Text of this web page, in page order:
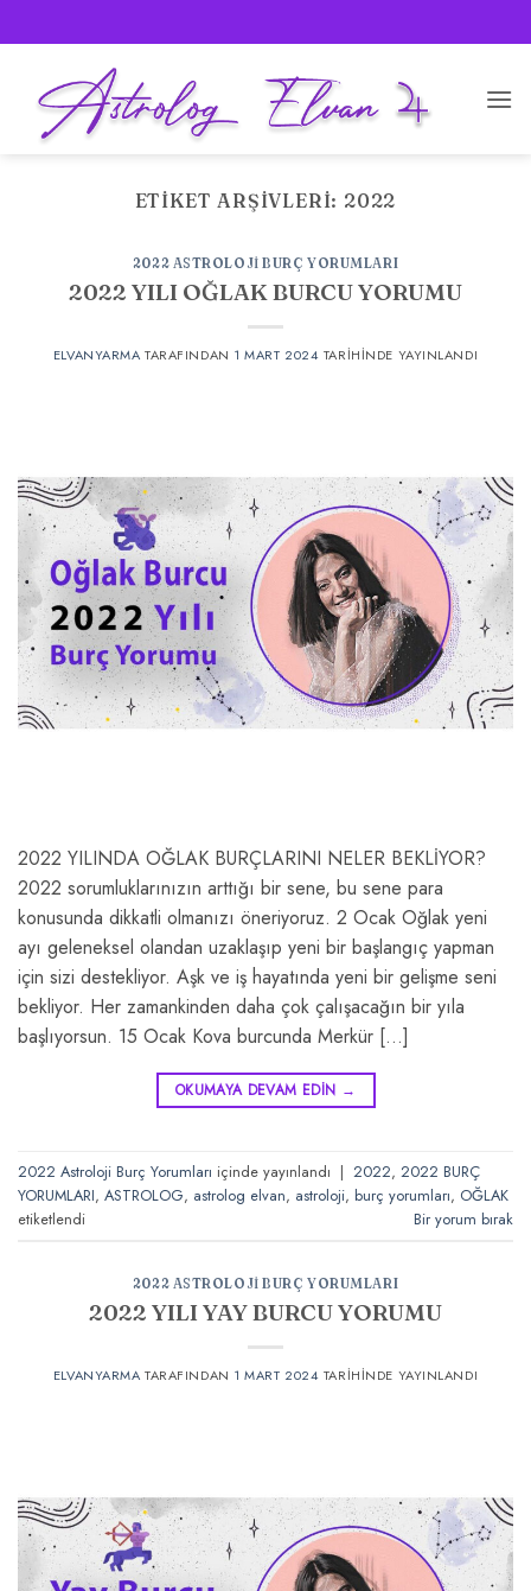
atla
ETIKET ARŞIVLERI: 2022
2022 ASTROLOJI BURÇ YORUMLARI
2022 YILI OĞLAK BURCU YORUMU
ELVANYARMA TARAFINDAN 1 MART 2024 TARIHINDE YAYINLANDI
2022 YILINDA OĞLAK BURÇLARINI NELER BEKLİYOR?
2022 sorumluklarınızın arttığı bir sene, bu sene para
konusunda dikkatli olmanızı öneriyoruz. 2 Ocak Oğlak yeni
ayı geleneksel olandan uzaklaşıp yeni bir başlangıç yapman
için sizi destekliyor. Aşk ve iş hayatında yeni bir gelişme seni
bekliyor. Her zamankinden daha çok çalışacağın bir yıla
başlıyorsun. 15 Ocak Kova burcunda Merkür […]
OKUMAYA DEVAM EDIN →
2022 Astroloji Burç Yorumları içinde yayınlandı | 2022, 2022 BURÇ
YORUMLARI, ASTROLOG, astrolog elvan, astroloji, burç yorumları, OĞLAK
etiketlendi
Bir yorum bırak
2022 ASTROLOJI BURÇ YORUMLARI
2022 YILI YAY BURCU YORUMU
ELVANYARMA TARAFINDAN 1 MART 2024 TARIHINDE YAYINLANDI